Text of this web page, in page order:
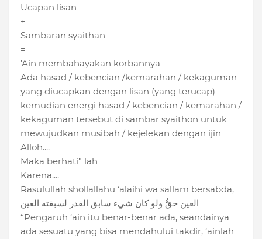
Ucapan lisan
+
Sambaran syaithan
=
'Ain membahayakan korbannya
Ada hasad / kebencian /kemarahan / kekaguman
yang diucapkan dengan lisan (yang terucap)
kemudian energi hasad / kebencian / kemarahan /
kekaguman tersebut di sambar syaithon untuk
mewujudkan musibah / kejelekan dengan ijin
Alloh....
Maka berhati" lah
Karena....
Rasulullah shollallahu ‘alaihi wa sallam bersabda,
العين حقُُّ ولو كان شيء سابق القدر لسبقته العين
“Pengaruh ‘ain itu benar-benar ada, seandainya
ada sesuatu yang bisa mendahului takdir, ‘ainlah